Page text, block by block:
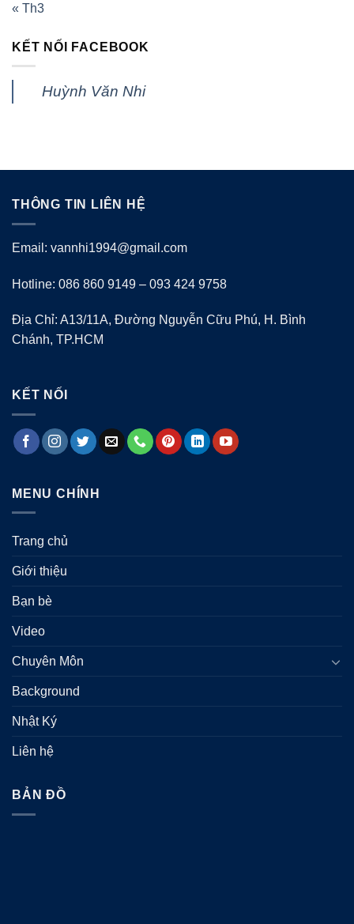
« Th3
KẾT NỐI FACEBOOK
Huỳnh Văn Nhi
THÔNG TIN LIÊN HỆ
Email: vannhi1994@gmail.com
Hotline: 086 860 9149 – 093 424 9758
Địa Chỉ: A13/11A, Đường Nguyễn Cữu Phú, H. Bình
Chánh, TP.HCM
KẾT NỐI
MENU CHÍNH
Trang chủ
Giới thiệu
Bạn bè
Video
Chuyên Môn
Background
Nhật Ký
Liên hệ
BẢN ĐỒ